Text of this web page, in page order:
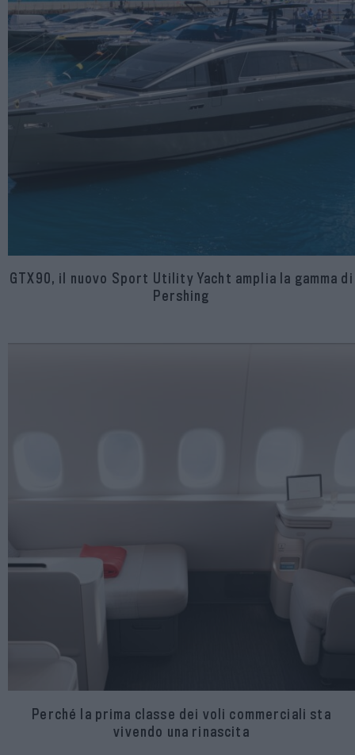
GTX90, il nuovo Sport Utility Yacht amplia la gamma di
Pershing
Perché la prima classe dei voli commerciali sta
vivendo una rinascita